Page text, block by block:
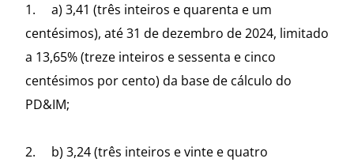
1. a) 3,41 (três inteiros e quarenta e um
centésimos), até 31 de dezembro de 2024, limitado
a 13,65% (treze inteiros e sessenta e cinco
centésimos por cento) da base de cálculo do
PD&IM;
2. b) 3,24 (três inteiros e vinte e quatro